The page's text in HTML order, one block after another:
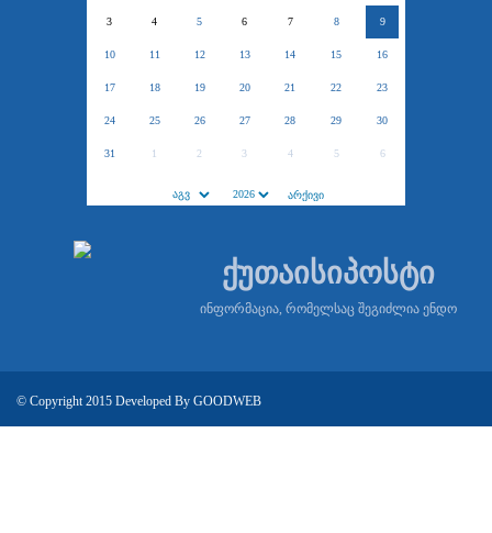
3 4 5 6 7 8 9
10 11 12 13 14 15 16
17 18 19 20 21 22 23
24 25 26 27 28 29 30
31 1 2 3 4 5 6
ქუთაისიპოსტი
ინფორმაცია, რომელსაც შეგიძლია ენდო
© Copyright 2015 Developed By GOODWEB